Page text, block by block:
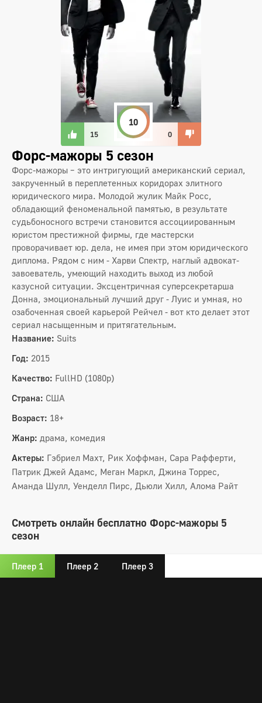
15
10
0
Форс-мажоры 5 сезон
Форс-мажоры – это интригующий американский сериал,
закрученный в переплетенных коридорах элитного
юридического мира. Молодой жулик Майк Росс,
обладающий феноменальной памятью, в результате
судьбоносного встречи становится ассоциированным
юристом престижной фирмы, где мастерски
проворачивает юр. дела, не имея при этом юридического
диплома. Рядом с ним - Харви Спектр, наглый адвокат-
завоеватель, умеющий находить выход из любой
казусной ситуации. Эксцентричная суперсекретарша
Донна, эмоциональный лучший друг - Луис и умная, но
озабоченная своей карьерой Рейчел - вот кто делает этот
сериал насыщенным и притягательным.
Название: Suits
Год: 2015
Качество: FullHD (1080p)
Страна: США
Возраст: 18+
Жанр: драма, комедия
Актеры: Гэбриел Махт, Рик Хоффман, Сара Рафферти,
Патрик Джей Адамс, Меган Маркл, Джина Торрес,
Аманда Шулл, Уенделл Пирс, Дьюли Хилл, Алома Райт
Смотреть онлайн бесплатно Форс-мажоры 5
сезон
Плеер 1 Плеер 2 Плеер 3